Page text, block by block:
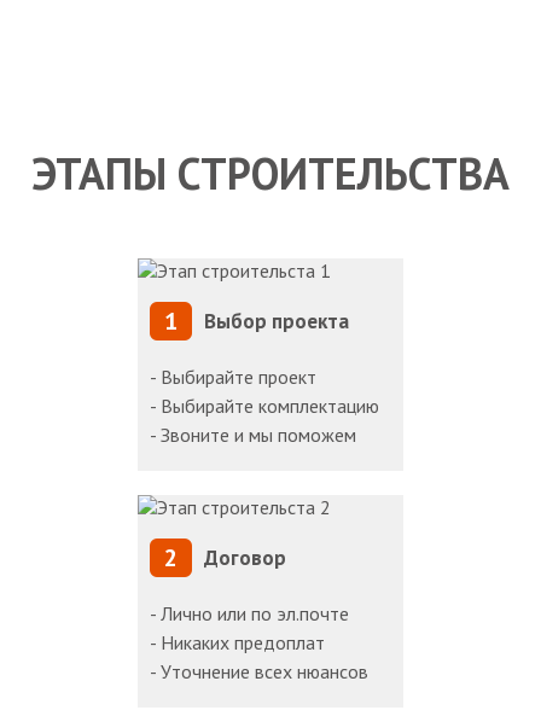
ЭТАПЫ СТРОИТЕЛЬСТВА
1 Выбор проекта
- Выбирайте проект
- Выбирайте комплектацию
- Звоните и мы поможем
2 Договор
- Лично или по эл.почте
- Никаких предоплат
- Уточнение всех нюансов